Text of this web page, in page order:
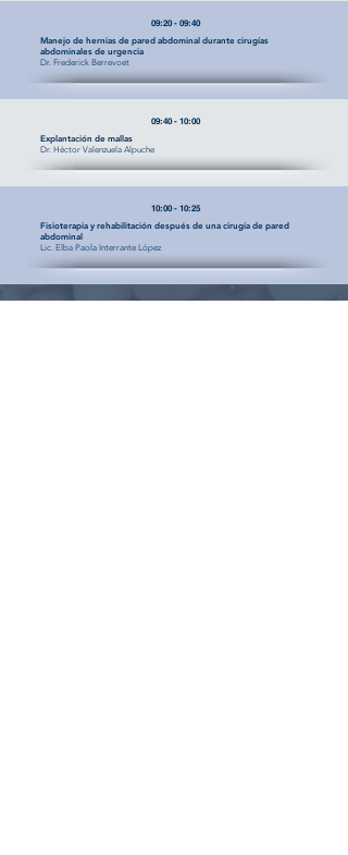
09:20 - 09:40
Manejo de hernias de pared abdominal durante cirugías
abdominales de urgencia
Dr. Frederick Berrevoet
09:40 - 10:00
Explantación de mallas
Dr. Héctor Valenzuela Alpuche
10:00 - 10:25
Fisioterapia y rehabilitación después de una cirugía de pared
abdominal
Lic. Elba Paola Interrante López
10:25 - 10:55